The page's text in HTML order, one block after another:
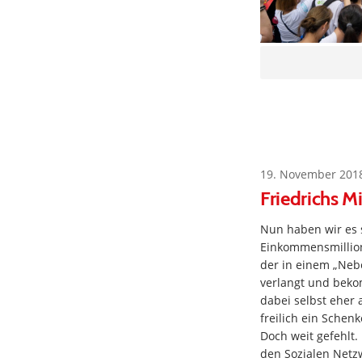
19. November
Friedrichs
Nun haben wir es
der in einem
verlangt und
dabei selbst eher
freilich ein
Doch weit
den Sozialen